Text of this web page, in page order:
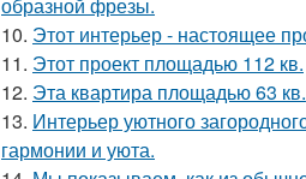
10. Этот интерьер - настоящее
11. Этот проект площадью 112 кв.
12. Эта квартира площадью 63 кв.
13. Интерьер уютного
гармонии и уюта.